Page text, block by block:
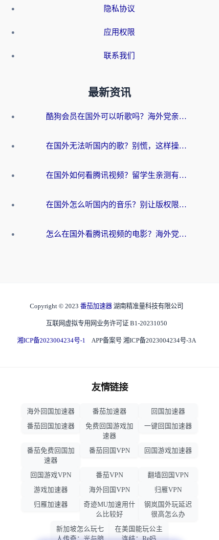
隐私协议
应用权限
联系我们
最新资讯
酷狗会员在国外可以听歌吗？海外党亲测有效：3步解决音乐权限难题
在国外无法听国内的歌？别慌，这样操作就能畅听QQ音乐（附亲测加速器推荐）
在国外如何看腾讯视频？留学生亲测有效的回国加速方案
在国外怎么听国内的音乐？别让版权限制断了你的华语歌单
怎么在国外看腾讯视频的电影？海外党亲测有效的回国加速指南
Copyright © 2023 番茄加速器 湖南精准量科技有限公司
互联网虚拟专用网业务许可证 B1-20231050
湘ICP备2023004234号-1 APP备案号 湘ICP备2023004234号-3A
友情链接
海外回国加速器 番茄加速器
回国加速器
番茄回国加速器
免费回国游戏加
速器
一键回国加速器
番茄免费回国加
速器
番茄回国VPN 回国游戏加速器
回国游戏VPN 番茄VPN
翻墙回国VPN
游戏加速器
海外回国VPN
归雁VPN
归雁加速器
奇迹MU加速用什
么比较好
钢岚国外玩延迟
很高怎么办
新加坡怎么玩七
在美国能玩公主